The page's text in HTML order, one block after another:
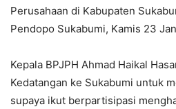
Perusahaan di Kabupaten
Pendopo Sukabumi, Kamis 23
Kepala BPJPH Ahmad Haikal
Kedatangan ke Sukabumi untuk
supaya ikut berpartisipasi